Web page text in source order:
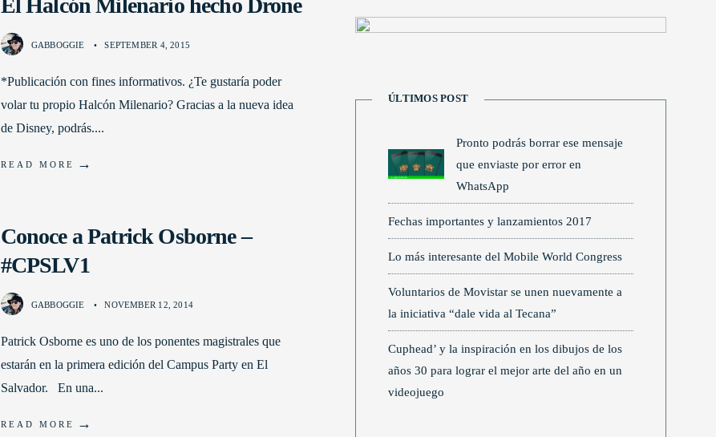
El Halcón Milenario hecho Drone
GABBOGGIE • SEPTEMBER 4, 2015
*Publicación con fines informativos. ¿Te gustaría poder
volar tu propio Halcón Milenario? Gracias a la nueva idea
de Disney, podrás....
READ MORE →
Conoce a Patrick Osborne –
#CPSLV1
GABBOGGIE • NOVEMBER 12, 2014
Patrick Osborne es uno de los ponentes magistrales que
estarán en la primera edición del Campus Party en El
Salvador. En una...
READ MORE →
ÚLTIMOS POST
Pronto podrás borrar ese mensaje
que enviaste por error en
WhatsApp
Fechas importantes y lanzamientos 2017
Lo más interesante del Mobile World Congress
Voluntarios de Movistar se unen nuevamente a
la iniciativa “dale vida al Tecana”
Cuphead’ y la inspiración en los dibujos de los
años 30 para lograr el mejor arte del año en un
videojuego